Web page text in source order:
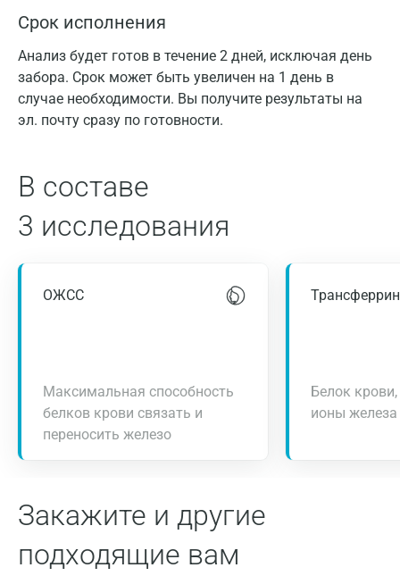
Срок исполнения
Анализ будет готов в течение 2 дней, исключая день
забора. Срок может быть увеличен на 1 день в
случае необходимости. Вы получите результаты на
эл. почту сразу по готовности.
В составе
3 исследования
ОЖСС
Максимальная способность
белков крови связать и
переносить железо
Трансферрин
Белок
ионы железа
Закажите и другие
подходящие вам